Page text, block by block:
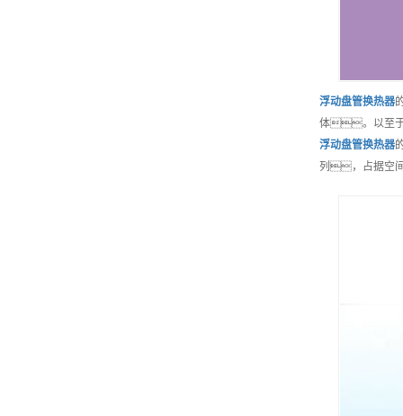
浮动盘管换热器
体。以至
浮动盘管换热器
列，占据空